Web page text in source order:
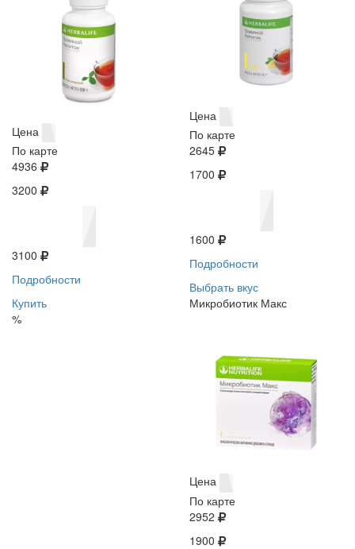
Цена
По карте
4936
3200
3100
Подробности
Купить
%
Цена
По карте
2645
1700
1600
Подробности
Выбрать вкус
Микробиотик Макс
Цена
По карте
2952
1900